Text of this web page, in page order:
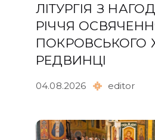
ЛІТУРГІЯ З
РІЧЧЯ
ПОКРОВСЬКОГО
РЕДВИНЦІ
04.08.2026 editor